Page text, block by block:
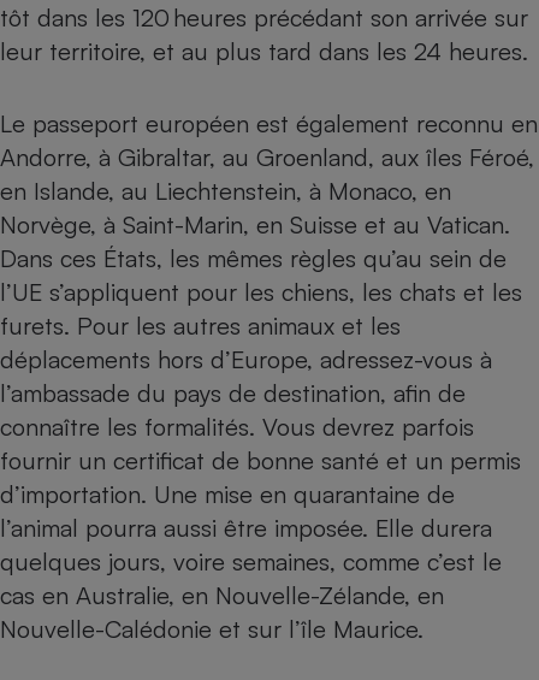
tôt dans les 120 heures précédant son arrivée sur
leur territoire, et au plus tard dans les 24 heures.
Le passeport européen est également reconnu en
Andorre, à Gibraltar, au Groenland, aux îles Féroé,
en Islande, au Liechtenstein, à Monaco, en
Norvège, à Saint-Marin, en Suisse et au Vatican.
Dans ces États, les mêmes règles qu’au sein de
l’UE s’appliquent pour les chiens, les chats et les
furets. Pour les autres animaux et les
déplacements hors d’Europe, adressez-vous à
l’ambassade du pays de destination, afin de
connaître les formalités. Vous devrez parfois
fournir un certificat de bonne santé et un permis
d’importation. Une mise en quarantaine de
l’animal pourra aussi être imposée. Elle durera
quelques jours, voire semaines, comme c’est le
cas en Australie, en Nouvelle-Zélande, en
Nouvelle-Calédonie et sur l’île Maurice.